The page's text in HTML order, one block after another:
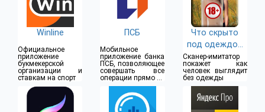
Winline
Официальное
приложение
букмекерской
организации и
ставкам на спорт
ПСБ
Мобильное
приложение банка
ПСБ, позволяющее
совершать все
операции прямо из
дома
Что скрыто
под одеждой
(18+)
Сканер-имитатор
покажет как
человек выглядит
без одежды